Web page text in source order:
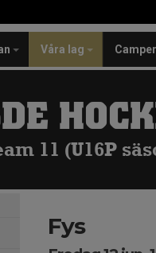
Våra lag Camper
11 (U16P
Fys